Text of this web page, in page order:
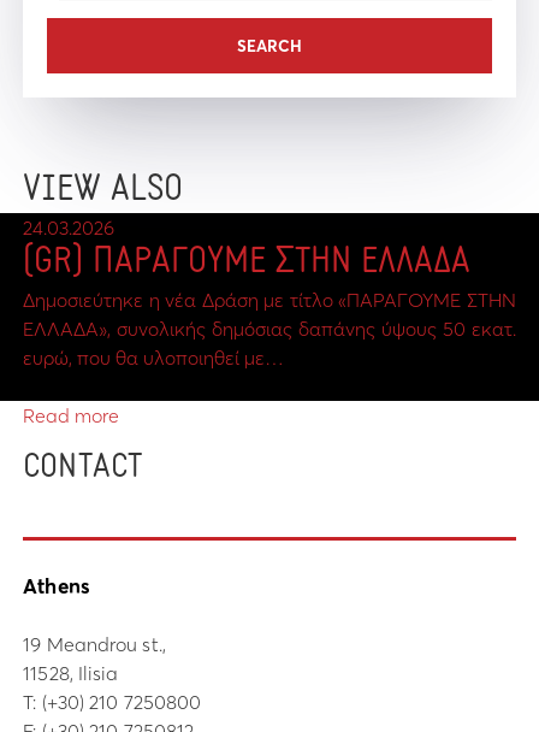
VIEW ALSO
24.03.2026
(GR) ΠΑΡΑΓΟΥΜΕ ΣΤΗΝ ΕΛΛΑΔΑ
Δημοσιεύτηκε η νέα Δράση με τίτλο «ΠΑΡΑΓΟΥΜΕ ΣΤΗΝ
ΕΛΛΑΔΑ», συνολικής δημόσιας δαπάνης ύψους 50 εκατ.
ευρώ, που θα υλοποιηθεί με…
Read more
CONTACT
Athens
19 Meandrou st.,
11528, Ilisia
Τ: (+30) 210 7250800